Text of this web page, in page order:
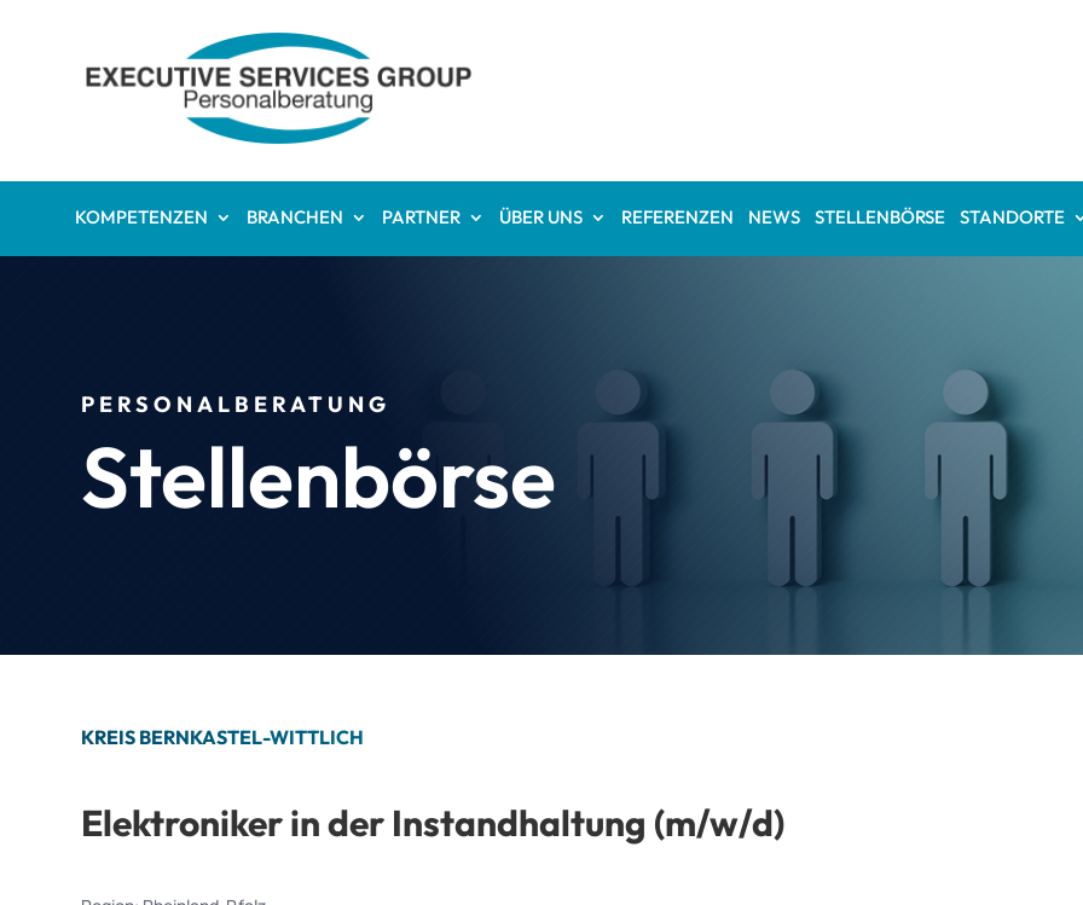
KOMPETENZEN BRANCHEN PARTNER ÜBER UNS REFERENZEN NEWS STELLENBÖRSE STANDORTE
PERSONALBERATUNG
Stellenbörse
KREIS BERNKASTEL-WITTLICH
Elektroniker in der Instandhaltung (m/w/d)